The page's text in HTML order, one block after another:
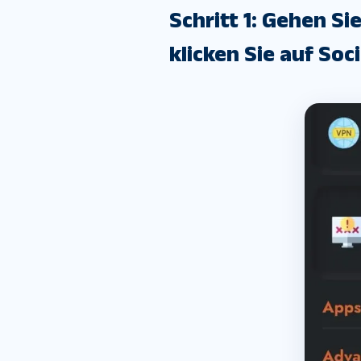
Schritt 1: Gehen
klicken Sie auf